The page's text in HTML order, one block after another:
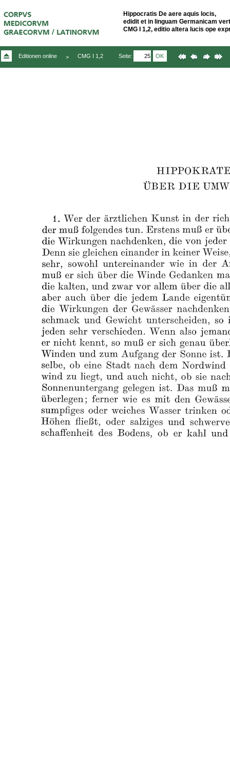
Hippocratis De aere aquis locis,
edidit et in linguam Germanicam
CMG I 1,2, editio altera lucis ope
Editionen online > CMG I 1,2 Seite: OK